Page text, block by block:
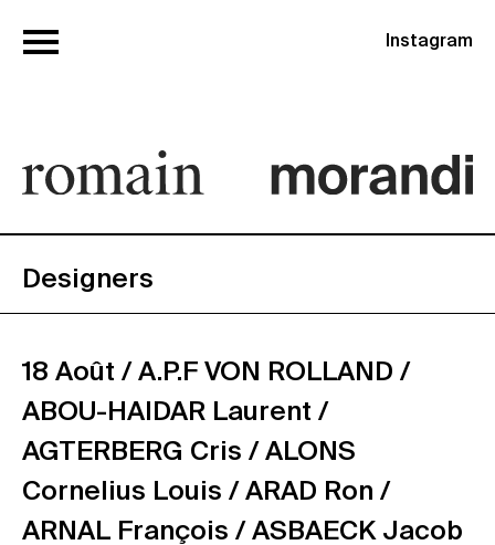
Instagram
Designers
18 Août / A.P.F VON ROLLAND /
ABOU-HAIDAR Laurent /
AGTERBERG Cris / ALONS
Cornelius Louis / ARAD Ron /
ARNAL François / ASBAECK Jacob